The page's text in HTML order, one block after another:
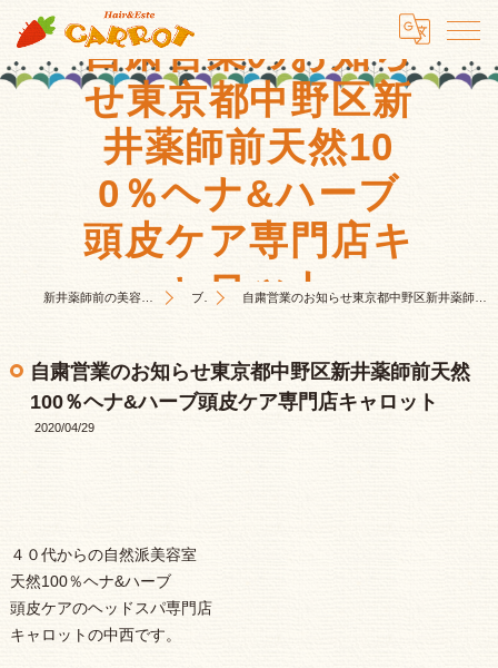
自粛営業のお知ら
せ東京都中野区新
井薬師前天然10
0％ヘナ&ハーブ
頭皮ケア専門店キ
ャロット
新井薬師前の美容室はHair&Este キャロット ブログ 自粛営業のお知らせ東京都中野区新井薬師前天然100％ヘナ&ハーブ頭皮ケア専門店キャロット
自粛営業のお知らせ東京都中野区新井薬師前天然
100％ヘナ&ハーブ頭皮ケア専門店キャロット
2020/04/29
４０代からの自然派美容室
天然100％ヘナ&ハーブ
頭皮ケアのヘッドスパ専門店
キャロットの中西です。